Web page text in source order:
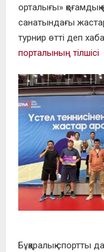
орталығы»
санатындағы
турнир өтті деп
порталының тілшісі
Бұқаралық спортты